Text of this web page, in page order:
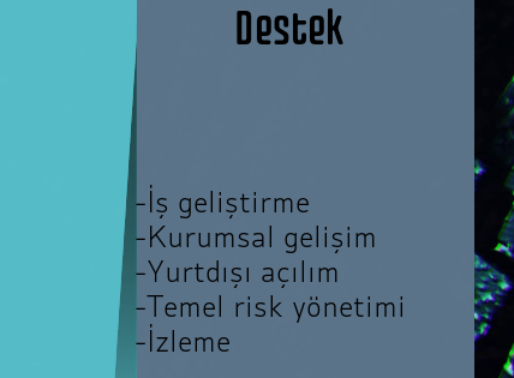
Destek
-İş geliştirme
-Kurumsal gelişim
-Yurtdışı açılım
-Temel risk yönetimi
-İzleme